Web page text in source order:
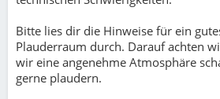
Bitte lies dir die Hinweise für ein
Plauderraum durch. Darauf achten
wir eine ange­neh­me Atmo­sphä­re
ger­ne plau­dern.